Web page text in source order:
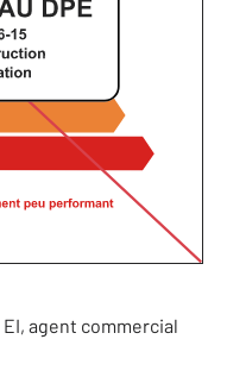
EI, agent commercial